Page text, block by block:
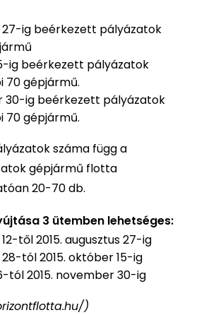
27-ig beérkezett pályázatok
ig beérkezett pályázatok
70 gépjármű.
30-ig beérkezett pályázatok
70 gépjármű.
száma függ a
gépjármű flotta
20-70 db.
3 ütemben lehetséges:
12-től 2015. augusztus 27-ig
28-tól 2015. október 15-ig
tól 2015. november 30-ig
)